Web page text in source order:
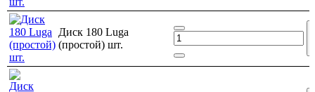
Диск 180 Luga
(простой) шт.